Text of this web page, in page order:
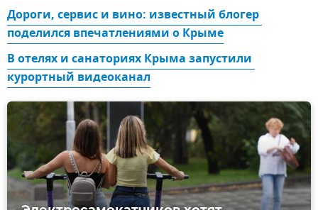
Дороги, сервис и вино: известный блогер
поделился впечатлениями о Крыме
В отелях и санаториях Крыма запустили
курортный видеоканал